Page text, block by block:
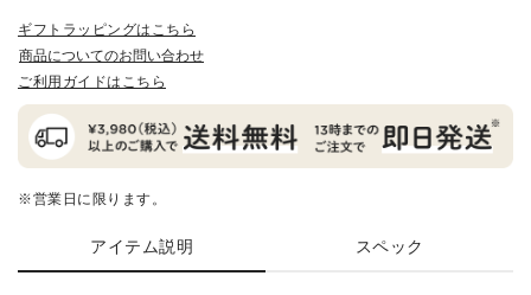
ギフトラッピングはこちら
商品についてのお問い合わせ
ご利用ガイドはこちら
※営業日に限ります。
アイテム説明 スペック